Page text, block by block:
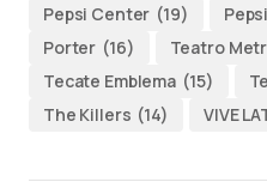
Pepsi Center (19)
Porter (16) Teatro
Tecate Emblema (15)
The Killers (14) VIVE